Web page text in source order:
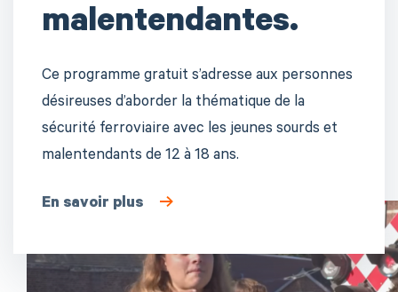
malentendantes.
Ce programme gratuit s’adresse aux personnes
désireuses d’aborder la thématique de la
sécurité ferroviaire avec les jeunes sourds et
malentendants de 12 à 18 ans.
En savoir plus